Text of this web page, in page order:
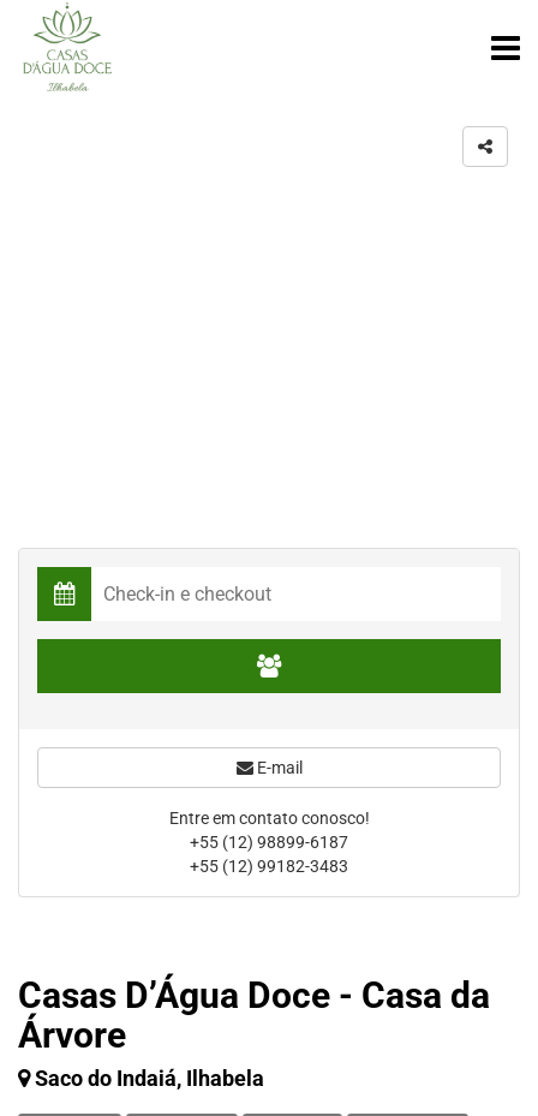
Casas D’Água Doce - Casa da
Árvore
Saco do Indaiá, Ilhabela
E-mail
Entre em contato conosco!
+55 (12) 98899-6187
+55 (12) 99182-3483